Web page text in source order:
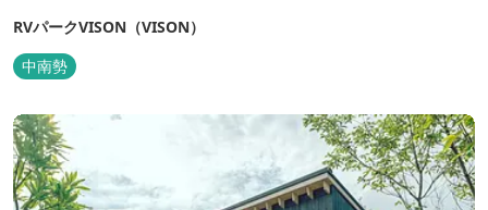
RVパークVISON（VISON）
中南勢